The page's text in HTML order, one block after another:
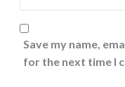
Save my name,
for the next time I